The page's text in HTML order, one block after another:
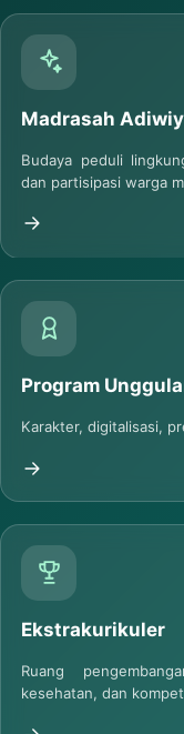
Madrasah
Budaya peduli
dan partisipasi warga
Program
Karakter, digitalisasi,
Ekstrakurikuler
Ruang
kesehatan, dan